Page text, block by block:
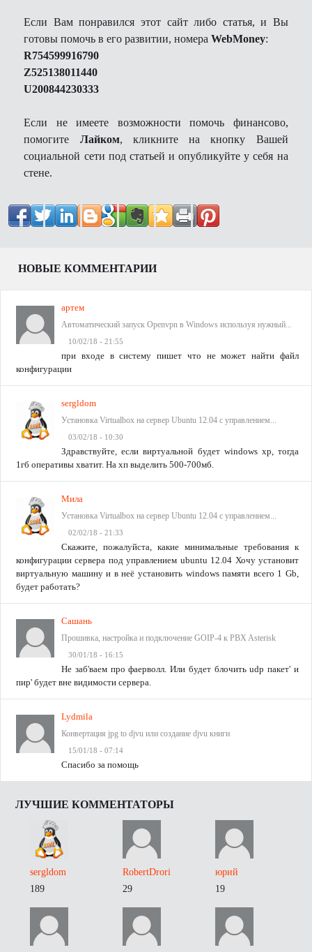
Если Вам понравился этот сайт либо статья, и Вы
готовы помочь в его развитии, номераWebMoney:
R754599916790
Z525138011440
U200844230333
Если не имеете возможности помочь финансово,
помогите Лайком, кликните на кнопку Вашей
социальной сети под статьей и опубликуйте у себя на
стене.
НОВЫЕ КОММЕНТАРИИ
артем
Автоматический запуск Openvpn в Windows используя нужный...
10/02/18 - 21:55
при входе в систему пишет что не может найти файл
конфигурации
sergldom
Установка Virtualbox на сервер Ubuntu 12.04 с управлением...
03/02/18 - 10:30
Здравствуйте, если виртуальной будет windows xp, тогда
1гб оперативы хватит. На хп выделить 500-700мб.
Мила
Установка Virtualbox на сервер Ubuntu 12.04 с управлением...
02/02/18 - 21:33
Скажите, пожалуйста, какие минимальные требования к
конфигурации сервера под управлением ubuntu 12.04 Хочу установит
виртуальную машину и в неё установить windows памяти всего 1 Gb,
будет работать?
Сашань
Прошивка, настройка и подключение GOIP-4 к PBX Asterisk
30/01/18 - 16:15
Не заб'ваем про фаерволл. Или будет блочить udp пакет' и
пир' будет вне видимости сервера.
Lydmila
Конвертация jpg to djvu или создание djvu книги
15/01/18 - 07:14
Спасибо за помощь
ЛУЧШИЕ КОММЕНТАТОРЫ
sergldom
189
RobertDrori
29
юрий
19